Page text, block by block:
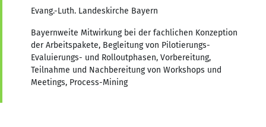
Evang.-Luth. Landeskirche Bayern
Bayernweite Mitwirkung bei der fachlichen Konzeption
der Arbeitspakete, Begleitung von Pilotierungs-
Evaluierungs- und Rolloutphasen, Vorbereitung,
Teilnahme und Nachbereitung von Workshops und
Meetings, Process-Mining